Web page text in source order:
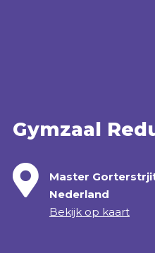
Gymzaal
Master
Nederland
Bekijk op kaart